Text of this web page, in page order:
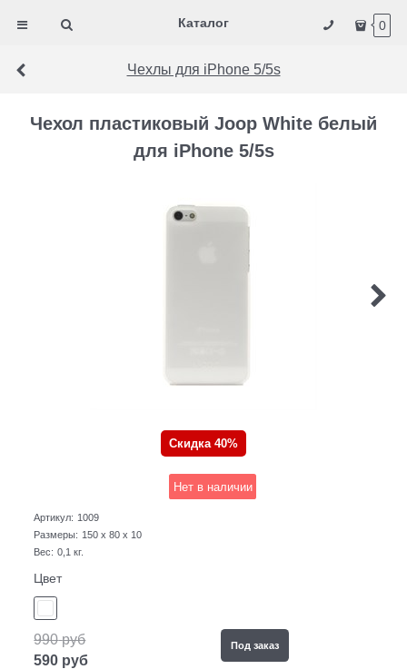
Каталог 0
Чехлы для iPhone 5/5s
Чехол пластиковый Joop White белый
для iPhone 5/5s
Скидка 40%
Нет в наличии
Артикул: 1009
Размеры: 150 x 80 x 10
Вес: 0,1 кг.
Цвет
990 руб
590 руб
Под заказ